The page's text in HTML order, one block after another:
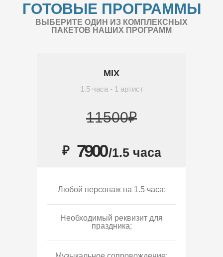
ГОТОВЫЕ ПРОГРАММЫ
ВЫБЕРИТЕ ОДИН ИЗ КОМПЛЕКСНЫХ
ПАКЕТОВ НАШИХ ПРОГРАММ
MIX
1.5 часа - 1 артист
11500₽
₽ 7900/1.5 часа
Любой персонаж на 1.5 часа;
Необходимый реквизит для
праздника;